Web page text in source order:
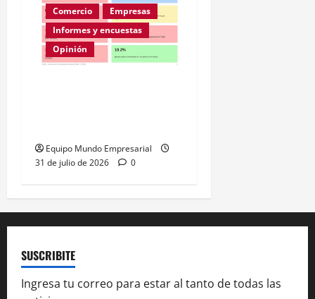
Comercio
Empresas
Informes y encuestas
Opinión
Equipo Mundo Empresarial
31 de julio de 2026
0
SUSCRIBITE
Ingresa tu correo para estar al tanto de todas las